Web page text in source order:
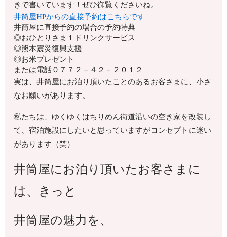
きで書いています！ぜひ御覧くださいね。
井筒屋HPからの直接予約はこちらです
井筒屋に直接予約の場合の予約特典
◎おひとりさま１ドリンクサービス
◎熊本震災復興支援
◎お米プレゼント
または電話０７７２－４２－２０１２
実は、井筒屋にお泊り頂いたことのあるお客さまに、小さ
なお願いがあります。
私たちは、ゆくゆくはちりめん街道沿いの空き家を改装し
て、宿泊施設にしたいと思っていますがコンセプトに迷い
があります（笑）
井筒屋にお泊り頂いたお客さまに
は、きっと
井筒屋の魅力を、